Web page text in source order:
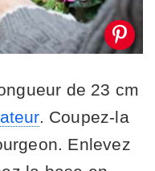
de 23 cm
. Coupez-la
Enlevez